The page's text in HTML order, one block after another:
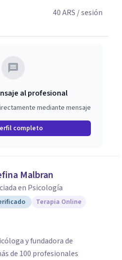
40ARS / sesión
al profesional
mediante mensaje
completo
Malbran
en Psicología
Terapia Online
y fundadora de
de 100 profesionales